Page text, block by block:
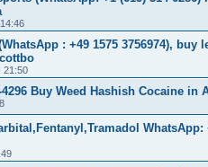
: +49 1575 3756974), buy
21:50
4296 Buy Weed Hashish Cocaine in
WhatsApp: